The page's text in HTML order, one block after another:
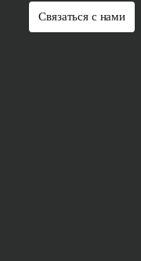
Связаться с нами